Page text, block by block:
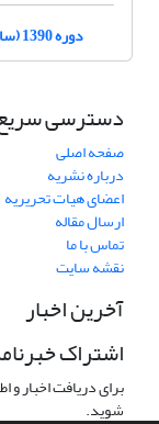
دوره 1390 (سال انتشار 1391)
دسترسی
صفحه اصلی
درباره نشریه
اعضای هیات تحریریه
ارسال مقاله
تماس با ما
نقشه سایت
آخرین اخبار
اشتراک
برای دریافت اخبار
شوید.